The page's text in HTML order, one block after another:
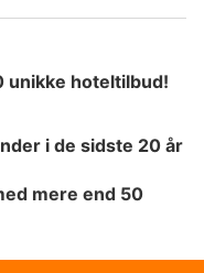
unikke hoteltilbud!
i de sidste 20 år
mere end 50